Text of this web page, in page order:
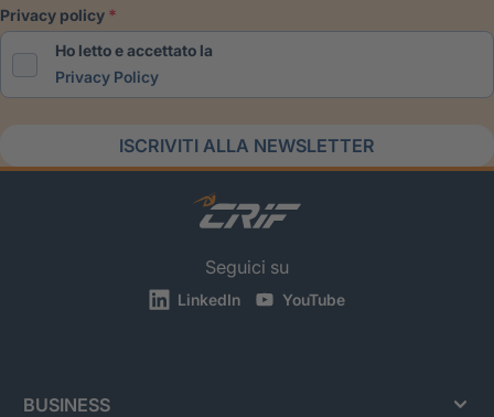
privacy policy
Ho letto e accettato la
Privacy Policy
ISCRIVITI ALLA NEWSLETTER
Seguici su
LinkedIn YouTube
BUSINESS